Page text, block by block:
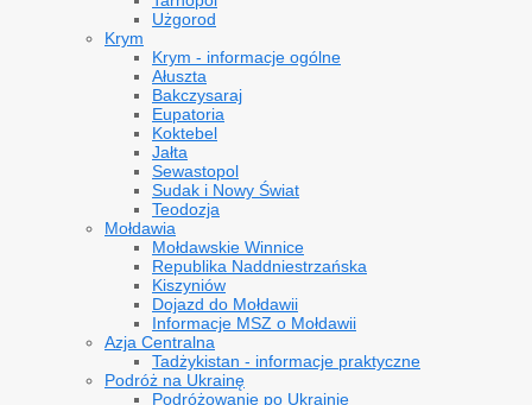
Użgorod
Krym
Krym - informacje ogólne
Ałuszta
Bakczysaraj
Eupatoria
Koktebel
Jałta
Sewastopol
Sudak i Nowy Świat
Teodozja
Mołdawia
Mołdawskie Winnice
Republika Naddniestrzańska
Kiszyniów
Dojazd do Mołdawii
Informacje MSZ o Mołdawii
Azja Centralna
Tadżykistan - informacje praktyczne
Podróż na Ukrainę
Podróżowanie po Ukrainie